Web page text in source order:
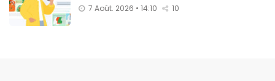
7 Août. 2026 • 14:10 10